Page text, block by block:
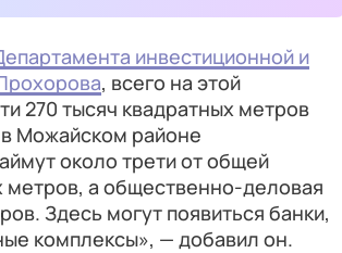
инвестиционной и
, всего на этой
270 тысяч квадратных метров
Можайском районе
около трети от общей
метров, а общественно-деловая
Здесь могут появиться банки,
комплексы», — добавил он.